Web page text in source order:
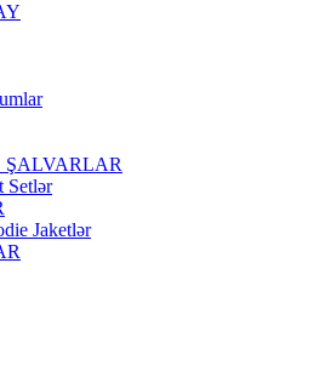
Setlər
Jaketlər